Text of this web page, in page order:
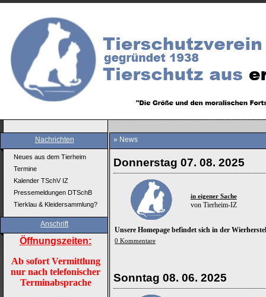
Nachrichten
Neues aus dem Tierheim
Termine
Kalender TSchV IZ
Pressemeldungen DTSchB
Tierklau & Kleidersammlung?
Anschrift
Öffnungszeiten:
Ab sofort Vermittlung
nur nach telefonischer
Terminabsprache
» News
Donnerstag 07. 08. 2025
in eigener Sache
von Tierheim-IZ
Unsere Homepage befindet sich in der
0 Kommentare
Sonntag 08. 06. 2025